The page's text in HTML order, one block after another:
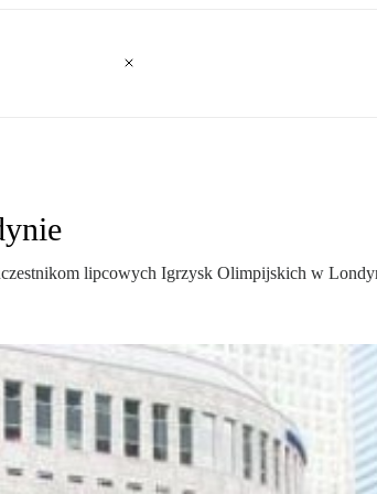
lipcowych Igrzysk Olimpijskich w